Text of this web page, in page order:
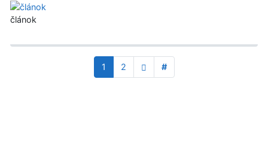
článok
1 2 #